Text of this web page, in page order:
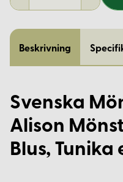
Beskrivning
Svenska
Alison
Blus,